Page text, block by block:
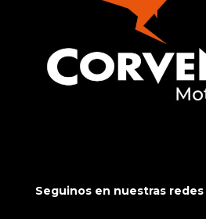
Seguinos en nuestras redes